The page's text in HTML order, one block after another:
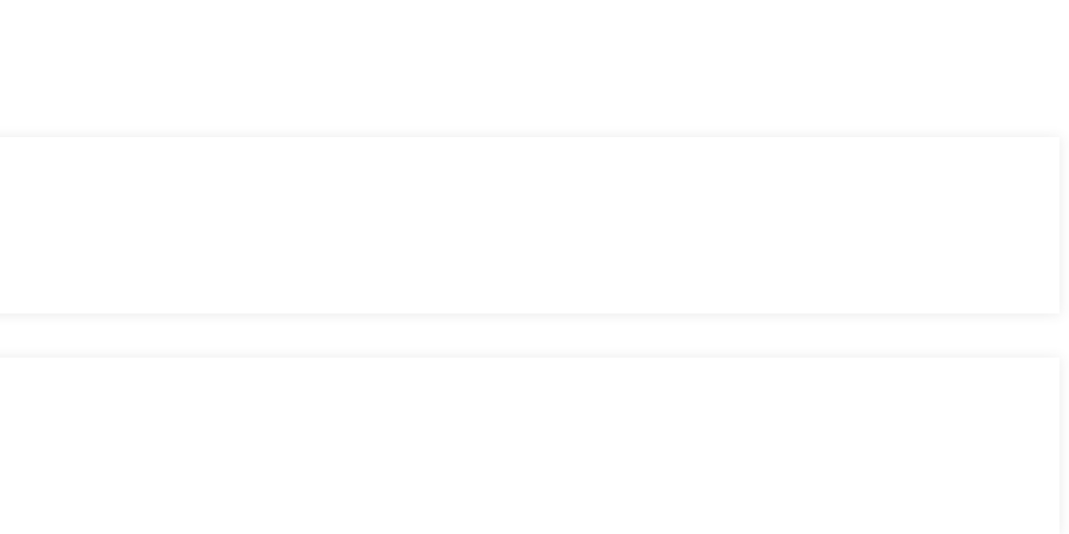
sans complications.
du marché.
des plateformes et des dApps.